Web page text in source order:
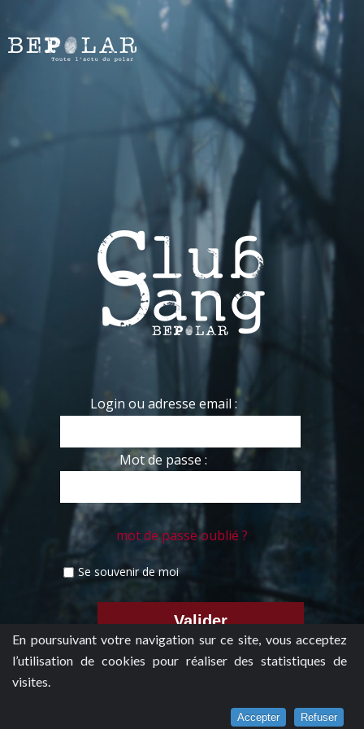
En poursuivant votre navigation sur ce site, vous acceptez
l’utilisation de cookies pour réaliser des statistiques de
visites.
Accepter Refuser
Login ou adresse email :
Mot de passe :
mot de passe oublié ?
Se souvenir de moi